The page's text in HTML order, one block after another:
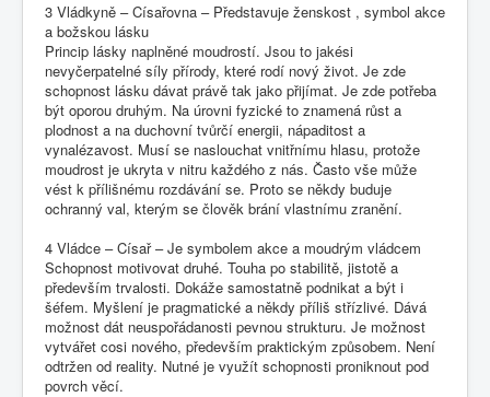
3 Vládkyně – Císařovna – Představuje ženskost , symbol akce
a božskou lásku
Princip lásky naplněné moudrostí. Jsou to jakési
nevyčerpatelné síly přírody, které rodí nový život. Je zde
schopnost lásku dávat právě tak jako přijímat. Je zde potřeba
být oporou druhým. Na úrovni fyzické to znamená růst a
plodnost a na duchovní tvůrčí energii, nápaditost a
vynalézavost. Musí se naslouchat vnitřnímu hlasu, protože
moudrost je ukryta v nitru každého z nás. Často vše může
vést k přílišnému rozdávání se. Proto se někdy buduje
ochranný val, kterým se člověk brání vlastnímu zranění.
4 Vládce – Císař – Je symbolem akce a moudrým vládcem
Schopnost motivovat druhé. Touha po stabilitě, jistotě a
především trvalosti. Dokáže samostatně podnikat a být i
šéfem. Myšlení je pragmatické a někdy příliš střízlivé. Dává
možnost dát neuspořádanosti pevnou strukturu. Je možnost
vytvářet cosi nového, především praktickým způsobem. Není
odtržen od reality. Nutné je využít schopnosti proniknout pod
povrch věcí.